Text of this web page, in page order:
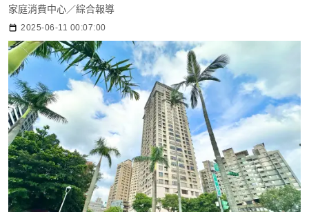
家庭消費中心／綜合報導
2025-06-11 00:07:00